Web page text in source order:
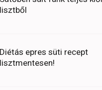
lisztből
Diétás epres süti recept
lisztmentesen!